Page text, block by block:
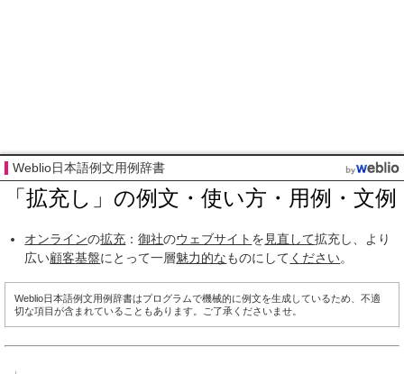
Weblio日本語例文用例辞書
「拡充し」の例文・使い方・用例・文例
オンラインの拡充 ：御社のウェブサイト を 見直して拡充し、より
広い顧客基盤にとって一層魅力的なものにして ください。
Weblio日本語例文用例辞書はプログラムで機械的に例文を生成しているため、不適
切な項目が含まれていることもあります。ご了承くださいませ。